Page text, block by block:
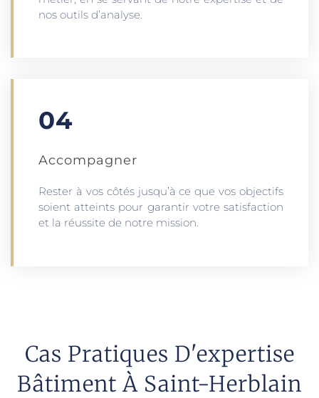
nos outils d’analyse.
04
Accompagner
Rester à vos côtés jusqu’à ce que vos objectifs
soient atteints pour garantir votre satisfaction
et la réussite de notre mission.
Cas Pratiques D'expertise
Bâtiment À Saint-Herblain